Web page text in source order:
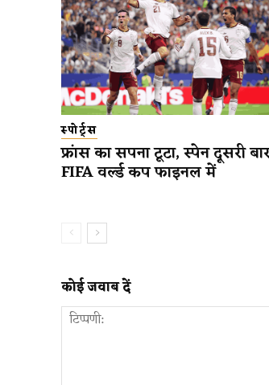
स्पोर्ट्स
फ्रांस का सपना टूटा, स्पेन दूसरी
FIFA वर्ल्ड कप फाइनल में
कोई जवाब दें